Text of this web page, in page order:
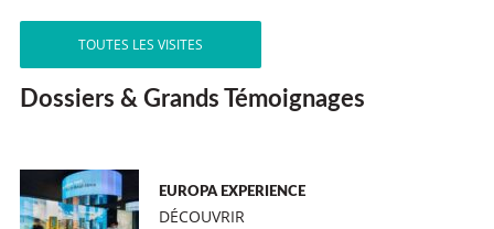
TOUTES LES VISITES
Dossiers & Grands Témoignages
EUROPA EXPERIENCE
DÉCOUVRIR